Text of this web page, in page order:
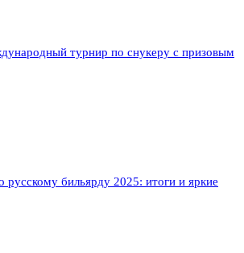
турнир по снукеру с призовым
русскому бильярду 2025: итоги и яркие